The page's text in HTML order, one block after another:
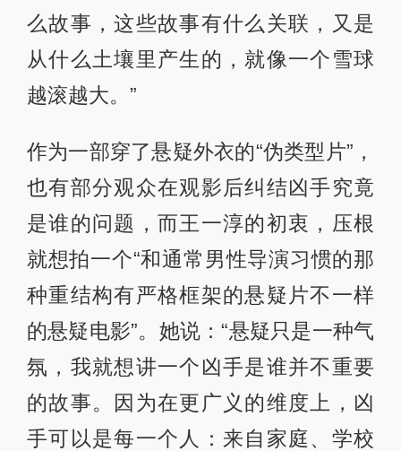
么故事，这些故事有什么关联，又是
从什么土壤里产生的，就像一个雪球
越滚越大。”
作为一部穿了悬疑外衣的“伪类型片”，
也有部分观众在观影后纠结凶手究竟
是谁的问题，而王一淳的初衷，压根
就想拍一个“和通常男性导演习惯的那
种重结构有严格框架的悬疑片不一样
的悬疑电影”。她说：“悬疑只是一种气
氛，我就想讲一个凶手是谁并不重要
的故事。因为在更广义的维度上，凶
手可以是每一个人：来自家庭、学校